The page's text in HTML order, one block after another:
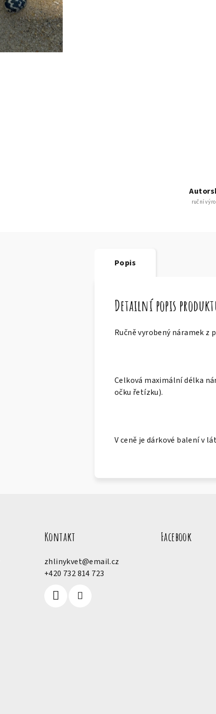
ruční
Popis
Detailní popis
Ručně vyrobený náramek z
Celková maximální délka
očku řetízku).
V ceně je dárkové balení v
Kontakt
zhlinykvet@email.cz
+420 732 814 723
Facebook